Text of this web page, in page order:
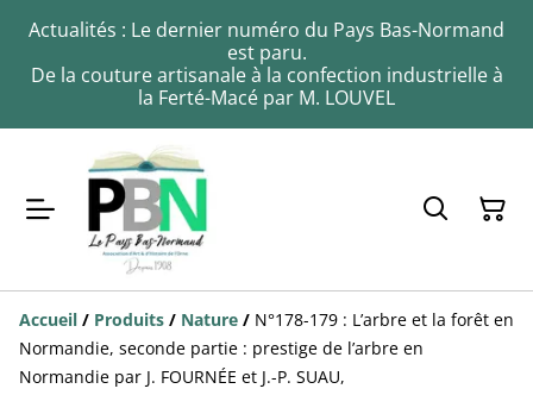
Actualités : Le dernier numéro du Pays Bas-Normand
est paru.
De la couture artisanale à la confection industrielle à
la Ferté-Macé par M. LOUVEL
Accueil / Produits / Nature / N°178-179 : L’arbre et la forêt en
Normandie, seconde partie : prestige de l’arbre en
Normandie par J. FOURNÉE et J.-P. SUAU,